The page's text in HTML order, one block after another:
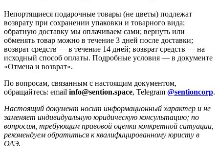
Непортящиеся подарочные товары (не цветы) подлежат
возврату при сохранении упаковки и товарного вида;
обратную доставку мы оплачиваем сами; вернуть или
обменять товар можно в течение 3 дней после доставки;
возврат средств — в течение 14 дней; возврат средств — на
исходный способ оплаты. Подробные условия — в документе
«Отмена и возврат».
По вопросам, связанным с настоящим документом,
обращайтесь: email info@sention.space, Telegram @sentioncorp.
Настоящий документ носит информационный характер и не
заменяет индивидуальную юридическую консультацию; по
вопросам, требующим правовой оценки конкретной ситуации,
рекомендуем обратиться к квалифицированному юристу в
ОАЭ.